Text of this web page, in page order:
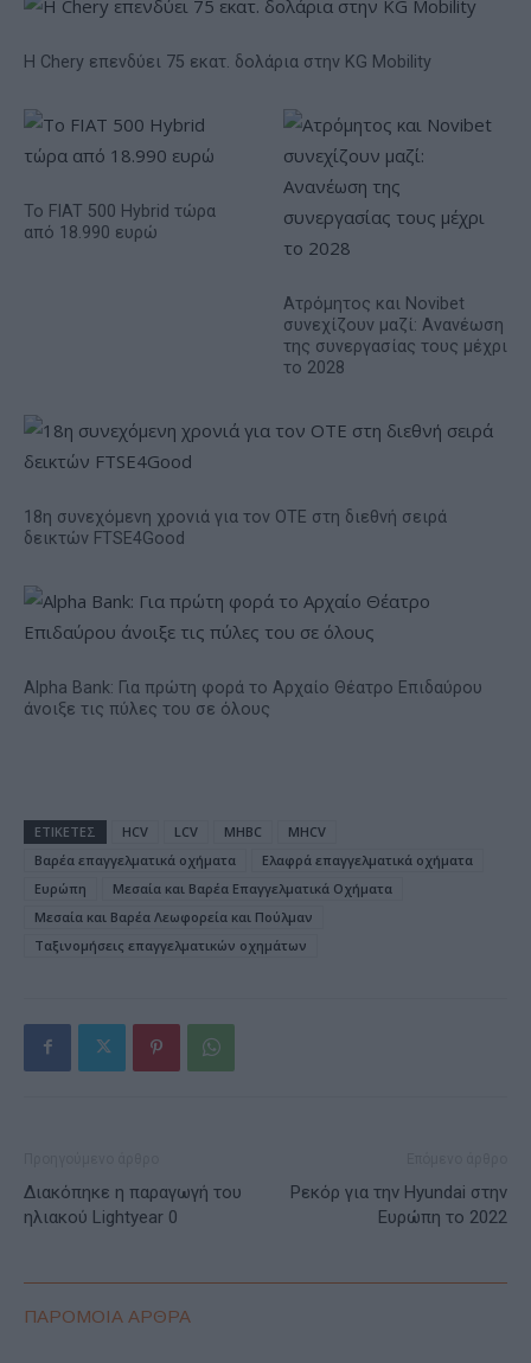
Η Chery επενδύει 75 εκατ. δολάρια στην KG Mobility
Το FIAT 500 Hybrid τώρα
από 18.990 ευρώ
Ατρόμητος και Novibet
συνεχίζουν μαζί: Ανανέωση
της συνεργασίας τους μέχρι
το 2028
18η συνεχόμενη χρονιά για τον ΟΤΕ στη διεθνή σειρά
δεικτών FTSE4Good
Alpha Bank: Για πρώτη φορά το Αρχαίο Θέατρο Επιδαύρου
άνοιξε τις πύλες του σε όλους
ΕΤΙΚΕΤΕΣ HCV LCV MHBC
MHCV
Βαρέα επαγγελματικά οχήματα
Ελαφρά επαγγελματικά οχήματα
Ευρώπη
Μεσαία και Βαρέα Επαγγελματικά Οχήματα
Μεσαία και Βαρέα Λεωφορεία και Πούλμαν
Ταξινομήσεις επαγγελματικών οχημάτων
Διακόπηκε η παραγωγή του
ηλιακού Lightyear 0
Ρεκόρ για την Hyundai στην
Ευρώπη το 2022
ΠΑΡΟΜΟΙΑ ΑΡΘΡΑ